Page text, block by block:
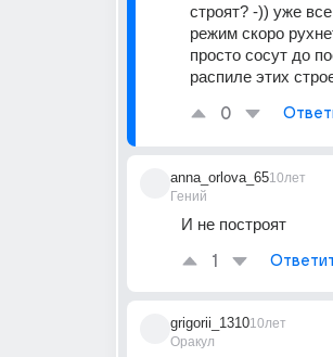
строят? -)) уже
режим скоро
просто сосут до
распиле этих
0
anna_orlova_65
Гений
10лет
И не построят
1
grigorii_1310
Оракул
10лет